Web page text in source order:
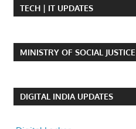
TECH | IT UPDATES
MINISTRY OF SOCIAL JUSTICE
DIGITAL INDIA UPDATES